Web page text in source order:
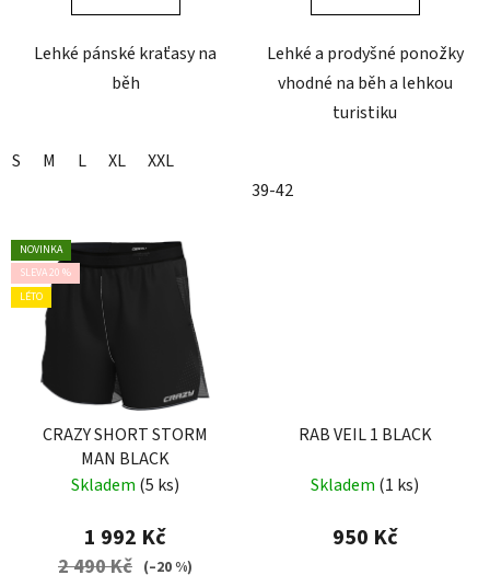
Lehké pánské kraťasy na
běh
S M L XL XXL
Lehké a prodyšné ponožky
vhodné na běh a lehkou
turistiku
39-42
NOVINKA
SLEVA 20 %
LÉTO
CRAZY SHORT STORM
MAN BLACK
Skladem (5 ks)
1 992 Kč
2 490 Kč (–20 %)
RAB VEIL 1 BLACK
Skladem (1 ks)
950 Kč